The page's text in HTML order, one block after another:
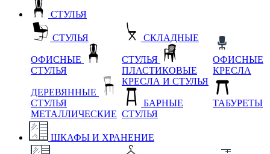
СТУЛЬЯ
СТУЛЬЯ
ОФИСНЫЕ
СТУЛЬЯ
ДЕРЕВЯННЫЕ
СТУЛЬЯ
МЕТАЛЛИЧЕСКИЕ
СКЛАДНЫЕ
СТУЛЬЯ
ПЛАСТИКОВЫЕ
КРЕСЛА И СТУЛЬЯ
БАРНЫЕ
СТУЛЬЯ
ОФИСНЫЕ
КРЕСЛА
ТАБУРЕТЫ
ШКАФЫ И ХРАНЕНИЕ